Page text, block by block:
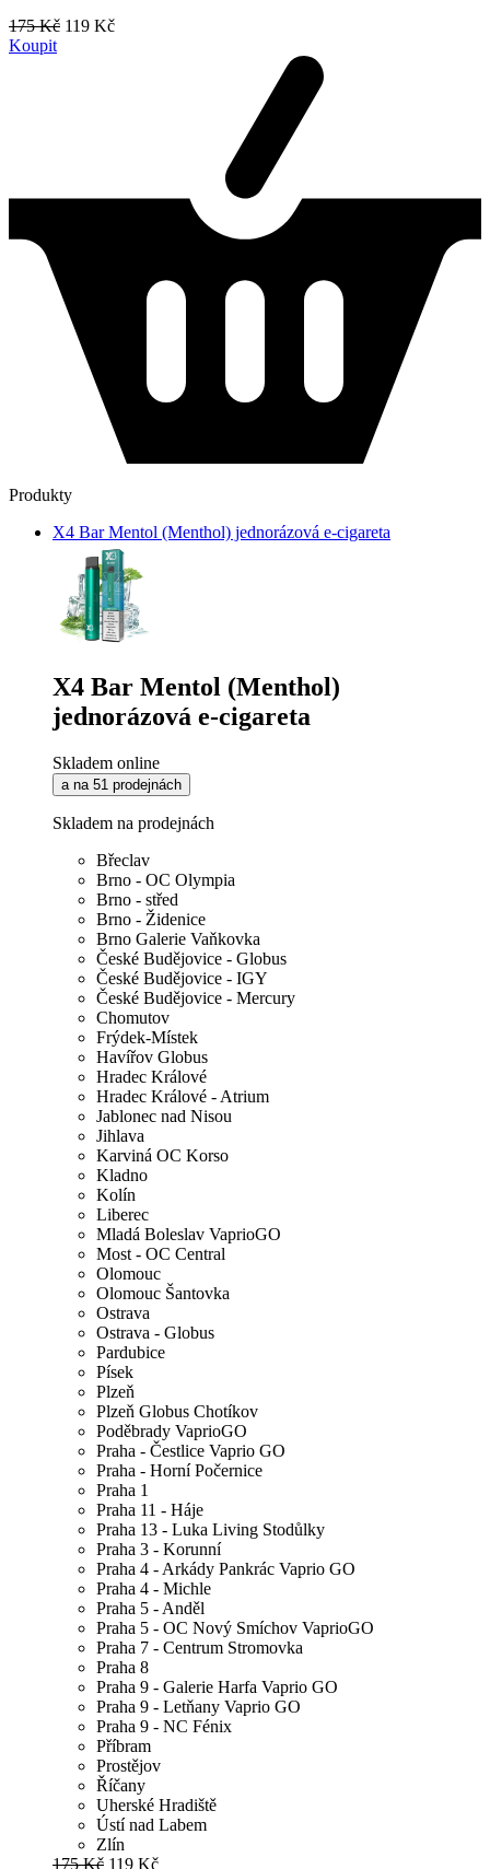
175 Kč 119 Kč
Koupit
Produkty
X4 Bar Mentol (Menthol) jednorázová e-cigareta
X4 Bar Mentol (Menthol)
jednorázová e-cigareta
Skladem online
a na 51 prodejnách
Skladem na prodejnách
Břeclav
Brno - OC Olympia
Brno - střed
Brno - Židenice
Brno Galerie Vaňkovka
České Budějovice - Globus
České Budějovice - IGY
České Budějovice - Mercury
Chomutov
Frýdek-Místek
Havířov Globus
Hradec Králové
Hradec Králové - Atrium
Jablonec nad Nisou
Jihlava
Karviná OC Korso
Kladno
Kolín
Liberec
Mladá Boleslav VaprioGO
Most - OC Central
Olomouc
Olomouc Šantovka
Ostrava
Ostrava - Globus
Pardubice
Písek
Plzeň
Plzeň Globus Chotíkov
Poděbrady VaprioGO
Praha - Čestlice Vaprio GO
Praha - Horní Počernice
Praha 1
Praha 11 - Háje
Praha 13 - Luka Living Stodůlky
Praha 3 - Korunní
Praha 4 - Arkády Pankrác Vaprio GO
Praha 4 - Michle
Praha 5 - Anděl
Praha 5 - OC Nový Smíchov VaprioGO
Praha 7 - Centrum Stromovka
Praha 8
Praha 9 - Galerie Harfa Vaprio GO
Praha 9 - Letňany Vaprio GO
Praha 9 - NC Fénix
Příbram
Prostějov
Říčany
Uherské Hradiště
Ústí nad Labem
Zlín
175 Kč 119 Kč